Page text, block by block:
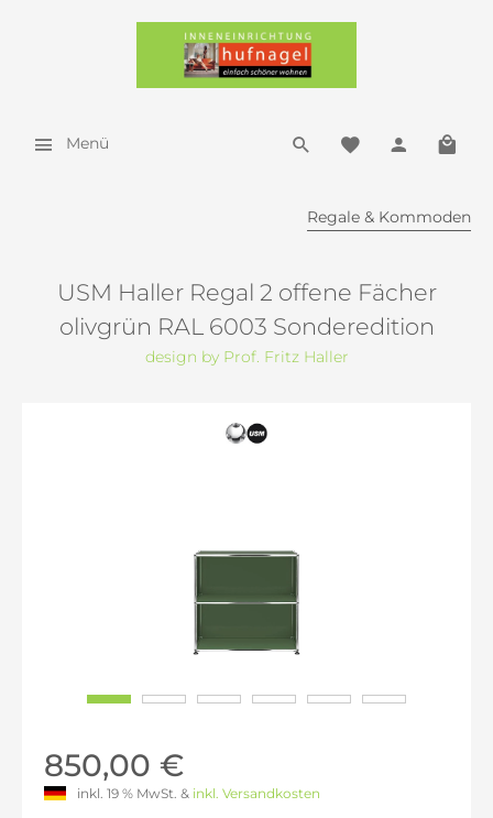
Menü
Regale & Kommoden
USM Haller Regal 2 offene Fächer
olivgrün RAL 6003 Sonderedition
design by Prof. Fritz Haller
850,00 €
inkl. 19 % MwSt. & inkl. Versandkosten